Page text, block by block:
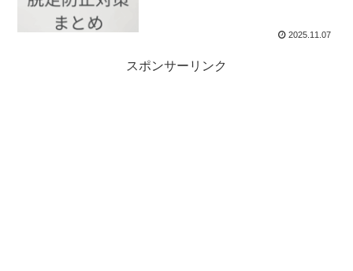
2025.11.07
スポンサーリンク